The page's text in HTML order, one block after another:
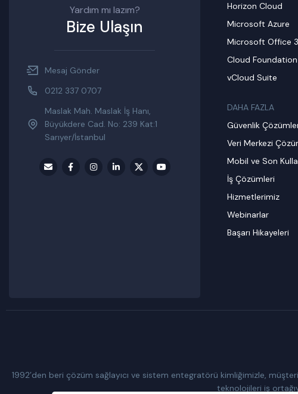
Yardım mı lazım?
Bize Ulaşın
Mesaj Gönder
0212 337 0707
Maslak Mah. Maslak İş Hanı,
Büyükdere Cad. No: 239 Kat:1
Sarıyer/İstanbul
Horizon Cloud
Microsoft Azure
Microsoft Office
Cloud Foundation
vCloud Suite
DAHA FAZLA
Güvenlik
Veri Merkezi
Mobil ve Son
İş Çözümleri
Hizmetlerimiz
Webinarlar
Başarı Hikayeleri
1992’den beri çözüm sağlayıcı ve sistem entegratörü kimliğimizle,
teknolojileri iş